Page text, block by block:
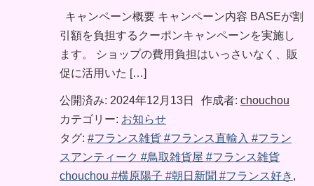
キャンペーン概要 キャンペーン内容 BASEが割
引額を負担するクーポンキャンペーンを実施し
ます。 ショップの費用負担はいっさいなく、販
促に活用いた […]
公開済み: 2024年12月13日 作成者: chouchou
カテゴリー: お知らせ
タグ: #フランス雑貨 #フランス直輸入 #フラン
スアンティーク #鳥取雑貨屋 #フランス雑貨
chouchou #横原陽子 #朝日新聞 #フランス好き ,